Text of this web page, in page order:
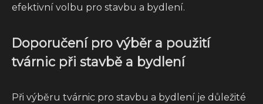
efektivní volbu pro stavbu a bydlení.
Doporučení pro výběr a použití
tvárnic při stavbě a bydlení
Při výběru tvárnic pro stavbu a bydlení je důležité